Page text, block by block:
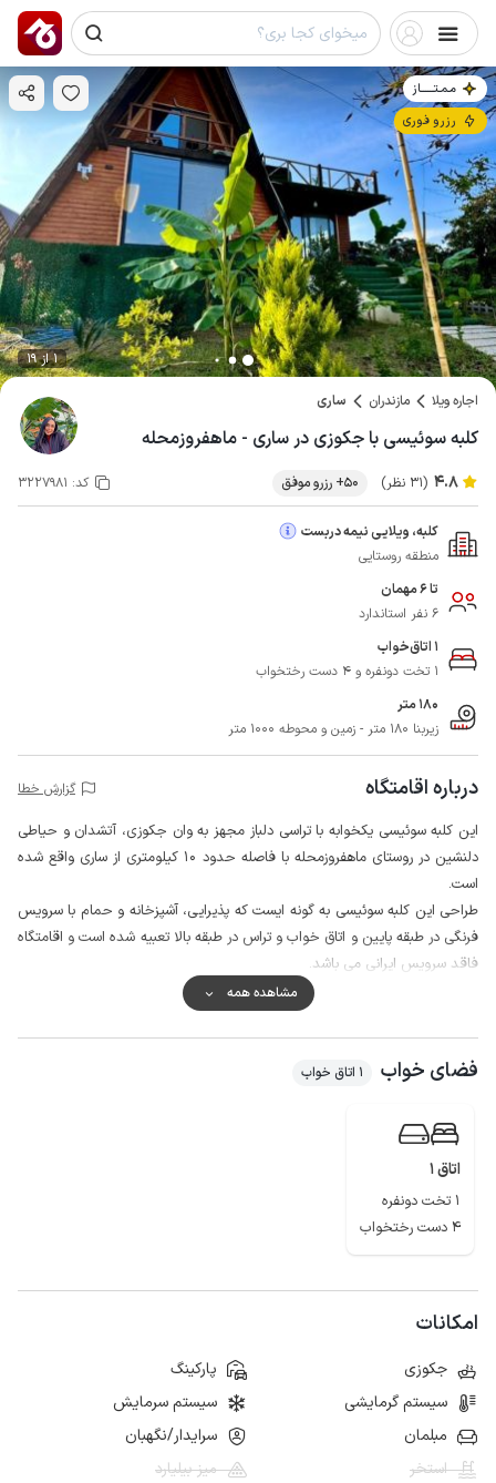
مـمـتــــــاز
رزرو فوری
1 از 19
اجاره ویلا مازندران ساری
کلبه سوئیسی با جکوزی در ساری - ماهفروزمحله
4.8 (31 نظر) 50+ رزرو موفق کد: 3227981
کلبه، ویلایی نیمه دربست
منطقه روستایی
تا 6 مهمان
6 نفر استاندارد
1 اتاق‌خواب
1 تخت دونفره و 4 دست رختخواب
180 متر
زیربنا 180 متر - زمین و محوطه 1000 متر
درباره اقامتگاه گزارش خطا
این کلبه سوئیسی یکخوابه با تراسی دلباز مجهز به وان جکوزی، آتشدان و حیاطی
دلنشین در روستای ماهفروزمحله با فاصله حدود 10 کیلومتری از ساری واقع شده
است.
طراحی این کلبه سوئیسی به گونه ایست که پذیرایی، آشپزخانه و حمام با سرویس
فرنگی در طبقه پایین و اتاق خواب و تراس در طبقه بالا تعبیه شده است و اقامتگاه
فاقد سرویس ایرانی می باشد.
اطراف محوطه این کلبه سوئیسی با دیوار محصور است و نگهبان نیز در محوطه
سکونت دارد، همچنین دروازه ورودی و حیاط نیز به صورت مشترک با نگهبان
استفاده می گردد.
آنتن دهی تلفن همراه برای دو اپراتور ایرانسل و همراه اول در مکالمه خوب و
پوشش اینترنت به صورت 4g می باشد.
خاکی می باشد.
از ساحل زیبای خزر، تالاب نیلوفر آبی، آبندان بزرگ قاجار خیل، چشمه ‌های باداب
سورت، منطقه حفاظت شده دشت ناز، سد سلیمان تنگه، دریاچه الندان و آبشار
طبیعی این منطقه نام برد.
مشاهده همه
فضای خواب 1 اتاق خواب
اتاق 1
1 تخت دونفره
4 دست رختخواب
امکانات
جکوزی
پارکینگ
سیستم گرمایشی
سیستم سرمایش
مبلمان
سرایدار/نگهبان
استخر
میز بیلیارد